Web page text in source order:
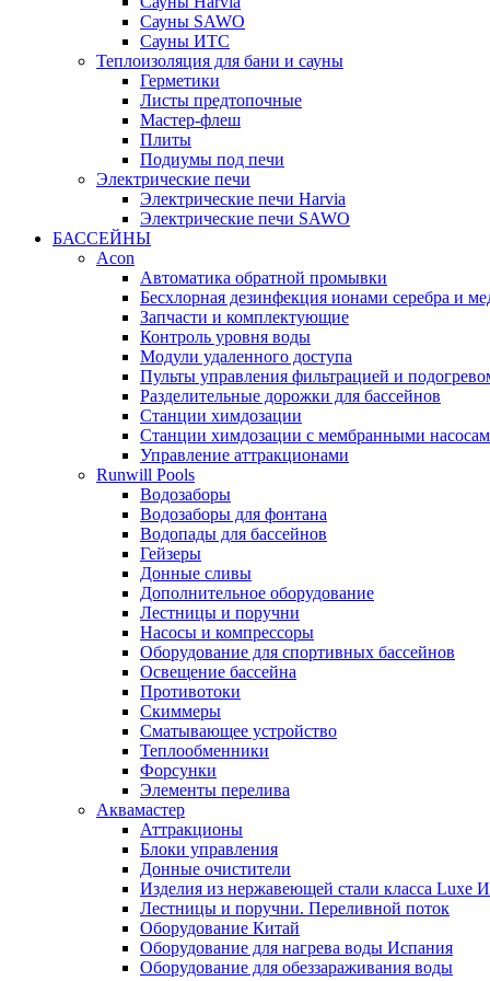
Сауны SAWO
Сауны ИТС
Теплоизоляция для бани и сауны
Герметики
Листы предтопочные
Мастер-флеш
Плиты
Подиумы под печи
Электрические печи
Электрические печи Harvia
Электрические печи SAWO
БАССЕЙНЫ
Acon
Автоматика обратной промывки
Беcхлорная дезинфекция ионами серебра и
Запчасти и комплектующие
Контроль уровня воды
Модули удаленного доступа
Пульты управления фильтрацией и
Разделительные дорожки для бассейнов
Станции химдозации
Станции химдозации с мембранными
Управление аттракционами
Runwill Pools
Водозаборы
Водозаборы для фонтана
Водопады для бассейнов
Гейзеры
Донные сливы
Дополнительное оборудование
Лестницы и поручни
Насосы и компрессоры
Оборудование для спортивных бассейнов
Освещение бассейна
Противотоки
Скиммеры
Сматывающее устройство
Теплообменники
Форсунки
Элементы перелива
Аквамастер
Аттракционы
Блоки управления
Донные очистители
Изделия из нержавеющей стали класса Luxe
Лестницы и поручни. Переливной поток
Оборудование Китай
Оборудование для нагрева воды Испания
Оборудование для обеззараживания воды